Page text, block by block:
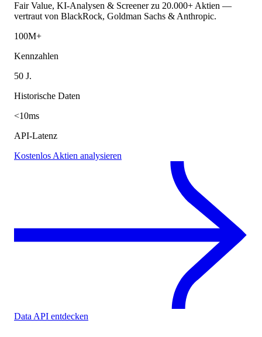
Fair Value, KI-Analysen & Screener zu 20.000+ Aktien —
vertraut von BlackRock, Goldman Sachs & Anthropic.
100M+
Kennzahlen
50 J.
Historische Daten
<10ms
API-Latenz
Kostenlos Aktien analysieren
Data API entdecken